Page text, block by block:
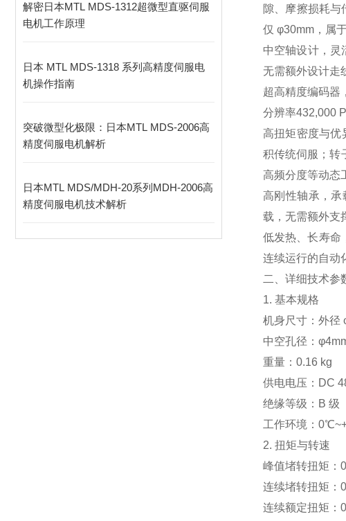
解密日本MTL MDS-1312超微型直驱伺服
电机工作原理
日本 MTL MDS-1318 系列高精度伺服电
机操作指南
突破微型化极限：日本MTL MDS-2006高
精度伺服电机解析
日本MTL MDS/MDH-20系列MDH-2006高
精度伺服电机技术解析
隙、摩擦损耗
仅 φ30mm，属
中空轴设计，灵
无需额外设计走
超高精度编码器
分辨率432,000
高扭矩密度与优
积传统伺服；转
高频分度等动态
高刚性轴承，承
载，无需额外支
低发热、长寿命
连续运行的自动
二、详细技术参
1. 基本规格
机身尺寸：外径
中空孔径：
重量：0.16 kg
供电电压：DC
绝缘等级：B 级
工作环境：
2. 扭矩与转速
峰值堵转扭矩：
连续堵转扭矩：
连续额定扭矩：